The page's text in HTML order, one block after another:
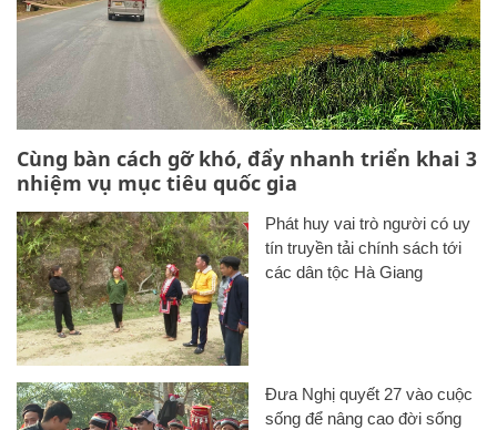
Cùng bàn cách gỡ khó, đẩy nhanh triển khai 3
nhiệm vụ mục tiêu quốc gia
Phát huy vai trò người có uy
tín truyền tải chính sách tới
các dân tộc Hà Giang
Đưa Nghị quyết 27 vào cuộc
sống để nâng cao đời sống